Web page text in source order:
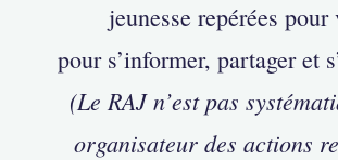
jeunesse repérées pour
pour s’informer, partager et
(Le RAJ n’est pas
organisateur des actions